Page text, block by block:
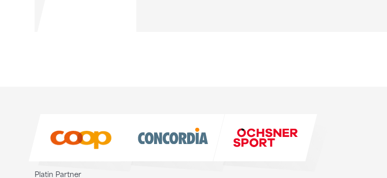
Platin Partner